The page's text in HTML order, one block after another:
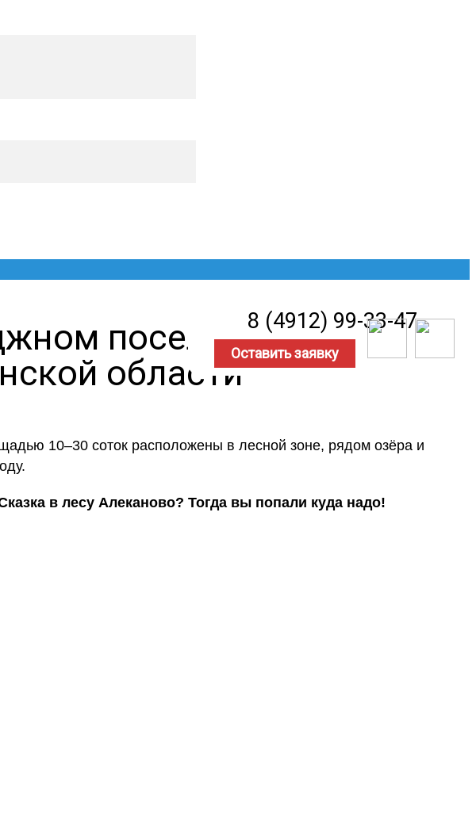
8 (4912) 99-33-47
Оставить заявку
поселке Сказка в
области
10–30 соток расположены в лесной зоне, рядом озёра и
в лесу Алеканово? Тогда вы попали куда надо!